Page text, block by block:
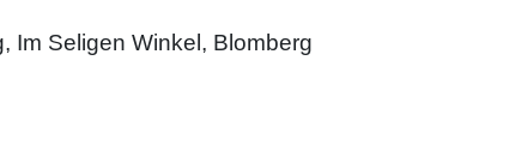
Im Seligen Winkel, Blomberg